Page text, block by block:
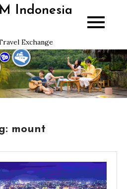
Indonesia
Exchange
mount